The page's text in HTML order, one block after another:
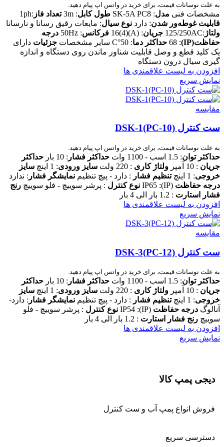
به علت نوسانات قیمت، برای خرید در واتس اپ پیام دهید.
مشخصات فنی مدل: SK-5A PC8 طول کابل: 3m تعداد فاز :1ph
قابلیت غوطه‌ور شدن: دارد نوع سیال: مایعات رقیق رسانا و نارسانا
ولتاژ :125/250AC جریان: (A)(4)16 فرکانس: 50Hz
درجه
حفاظت(IP)
: 68 حداکثر دما: 50°C سایر مشخصات جزئیات دارای
یک کلید قطع و وصل قابلیت شناور ماندن روی دستگاه و اندازه
گیری سیال درون دستگاه
افزودن به لیست علاقمندی ها
نمایش سریع
مقایسه
ست کنترل DSK-1(PC-10)
به علت نوسانات قیمت، برای خرید در واتس اپ پیام دهید.
حداکثر توا ن: 1.5 اسب - 1100 وات حداکثر فشار : 10 بار
حداکثر
جریان : 10 آمپر ولتاژ کاری : 220 ولت سایز ورودی: 1 اینچ
سایز
خروجی: 1 اینچ تنظیم فشار : دارد - پیچ تنظیم نمایشگر فشار : ندارد
درجه حفاظت (IP): IP65 نوع کنترل : پرشر سوییچ - فلو سوییچ رنج
فشار استارت : 1.2 بار الی 4 بار
افزودن به لیست علاقمندی ها
نمایش سریع
مقایسه
ست کنترل DSK-3(PC-12)
به علت نوسانات قیمت، برای خرید در واتس اپ پیام دهید.
حداکثر توا ن: 1.5 اسب - 1100 وات حداکثر فشار : 10 بار
حداکثر
جریان : 10 آمپر ولتاژ کاری : 220 ولت سایز ورودی: 1 اینچ
سایز
خروجی: 1 اینچ تنظیم فشار : دارد - پیچ تنظیم نمایشگر فشار : دارد-
آنالوگ درجه حفاظت (IP): IP54 نوع کنترل : پرشر سوییچ - فلو
سوییچ رنج فشار استارت : 1.2 بار الی 4 بار
افزودن به لیست علاقمندی ها
نمایش سریع
دیجی پمپ کالا
فروش انواع پمپ آب و ست کنترل
دسترسی سریع